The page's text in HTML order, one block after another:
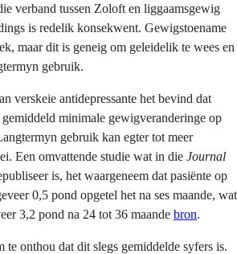
verband tussen Zoloft en liggaamsgewig
is redelik konsekwent. Gewigstoename
maar dit is geneig om geleidelik te wees en
gebruik.
verskeie antidepressante het bevind dat
minimale gewigveranderinge op
gebruik kan egter tot meer
Een omvattende studie wat in die Journal
is, het waargeneem dat pasiënte op
0,5 pond opgetel het na ses maande, wat
3,2 pond na 24 tot 36 maande bron.
onthou dat dit slegs gemiddelde syfers is.